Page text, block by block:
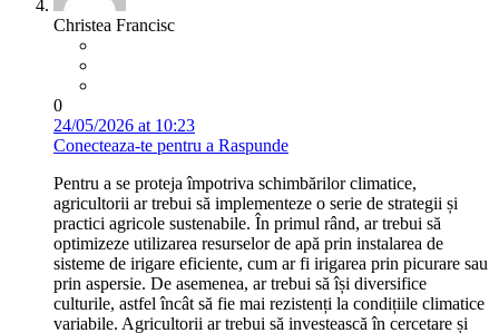
Christea Francisc
0
24/05/2026 at 10:23
Conecteaza-te pentru a Raspunde
Pentru a se proteja împotriva schimbărilor climatice,
agricultorii ar trebui să implementeze o serie de strategii și
practici agricole sustenabile. În primul rând, ar trebui să
optimizeze utilizarea resurselor de apă prin instalarea de
sisteme de irigare eficiente, cum ar fi irigarea prin picurare sau
prin aspersie. De asemenea, ar trebui să își diversifice
culturile, astfel încât să fie mai rezistenți la condițiile climatice
variabile. Agricultorii ar trebui să investească în cercetare și